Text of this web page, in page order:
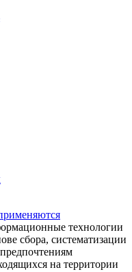
технологии
сбора, систематизации
на территории